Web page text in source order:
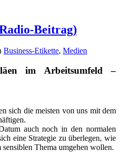
Beitrag)
Business-Etikette, Medien
im Arbeitsumfeld –
sich die meisten von uns mit dem
auch noch in den normalen
eine Strategie zu überlegen, wie
Thema umgehen wollen.